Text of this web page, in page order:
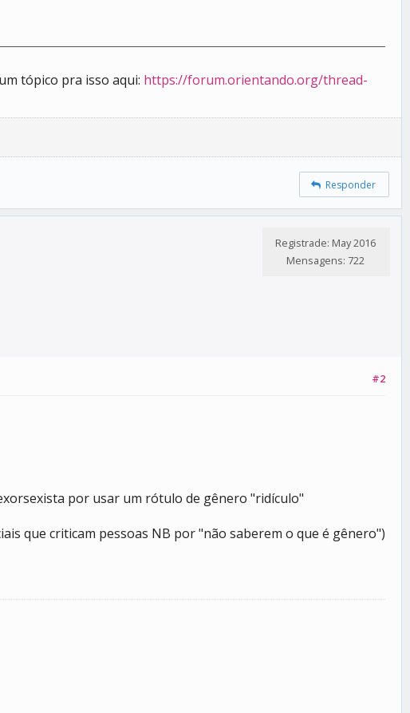
tópico pra isso aqui: https://forum.orientando.org/thread-
Responder
Registrade: May 2016
Mensagens: 722
#2
por usar um rótulo de gênero "ridículo"
que criticam pessoas NB por "não saberem o que é gênero")